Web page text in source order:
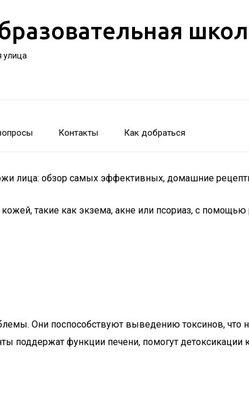
улица
Контакты Как добраться
лица: обзор самых эффективных, домашние
такие как экзема, акне или псориаз, с
Они поспособствуют выведению токсинов, что
поддержат функции печени, помогут